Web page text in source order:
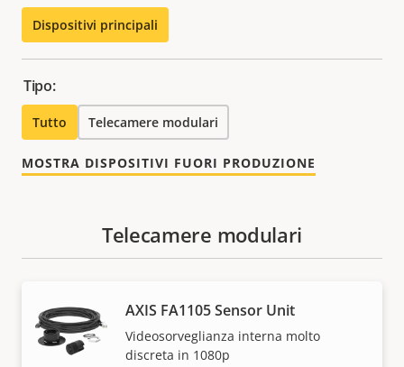
Dispositivi principali
Tipo:
Tutto Telecamere modulari
MOSTRA DISPOSITIVI FUORI PRODUZIONE
Telecamere modulari
AXIS FA1105 Sensor Unit
Videosorveglianza interna molto
discreta in 1080p